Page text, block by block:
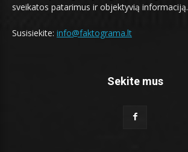
sveikatos patarimus ir objektyvią informaciją.
Susisiekite: info@faktograma.lt
Sekite mus